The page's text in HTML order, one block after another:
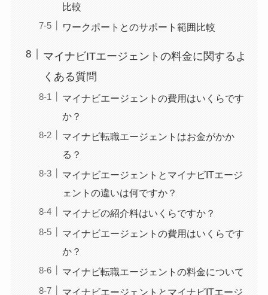
比較
ワークポートとのサポート範囲比較
マイナビITエージェントの料金に関するよ
くある質問
マイナビエージェントの費用はいくらです
か？
マイナビ転職エージェントはお金がかか
る？
マイナビエージェントとマイナビITエージ
ェントの違いは何ですか？
マイナビの紹介料はいくらですか？
マイナビエージェントの費用はいくらです
か？
マイナビ転職エージェントの料金について
マイナビエージェントとマイナビITエージ